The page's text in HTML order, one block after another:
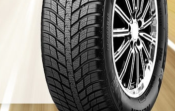
de
P6
92H